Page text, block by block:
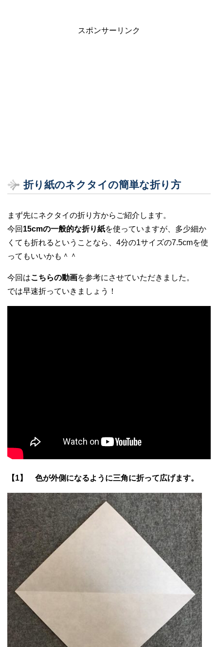
スポンサーリンク
折り紙のネクタイの簡単な折り方
まず先にネクタイの折り方からご紹介します。
今回 15cmの一般的な折り紙を使っていますが、多少細か
くても折れるということなら、4分の1サイズの7.5cmを使
ってもいいかも＾＾
今回はこちらの動画を参考にさせていただきました。
では早速折っていきましょう！
【1】 色が外側になるように三角に折って広げます。